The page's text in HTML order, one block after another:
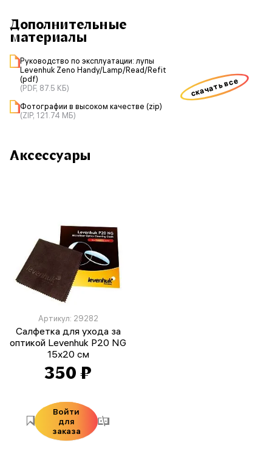
Дополнительные
материалы
Руководство по эксплуатации: лупы
Levenhuk Zeno Handy/Lamp/Read/Refit
(pdf)
(PDF, 87.5 КБ)
Фотографии в высоком качестве (zip)
(ZIP, 121.74 МБ)
скачать все
Аксессуары
Артикул: 29282
Салфетка для ухода за
оптикой Levenhuk P20 NG
15x20 см
350 ₽
Войти
для
заказа